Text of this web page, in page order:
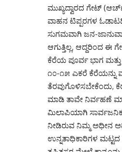
ಮುಖ್ಯದ್ವಾರದ ಗೇಟ್
ವಾಹನ ಟಿಪ್ಪರಗಳ
ಸುಗಮವಾಗಿ ಜನ-
ಆಗುತ್ತಿಲ್ಲ, ಆದ್ದರಿಂದ ಈ
ಕೆರೆಯ ಪೂರ್ವ ಭಾಗ ಮತ್ತು
೧೦-೧೫ ಎಕರೆ ಕೆರೆಯನ್ನು
ತೆರವುಗೊಳಿಸಬೇಕೆಂದು,
ಮಾಡಿ ತಾವೇ ನಿರ್ವಹಣೆ
ಮಿಲಾಪಿಯಾಗಿ ಸಾರ್ವಜನಿಕರ
ನೀಡಿರುವ ನಿಮ್ಮ ಅಧೀನ
ಉನ್ನತಾಧಿಕಾರಿಗಳ